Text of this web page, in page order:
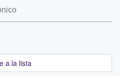
a la lista